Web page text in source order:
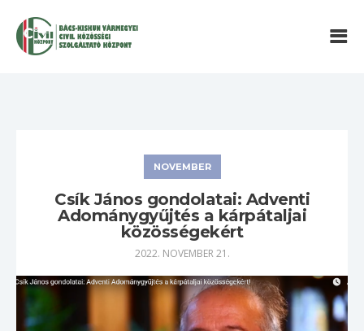
NOVEMBER
Csík János gondolatai: Adventi
Adománygyűjtés a kárpátaljai
közösségekért
2022. NOVEMBER 21.